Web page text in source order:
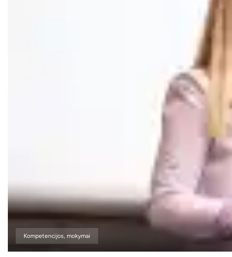
Kompetencijos, mokymai